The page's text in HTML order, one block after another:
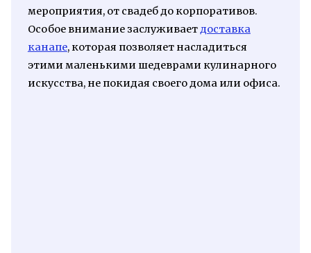
мероприятия, от свадеб до корпоративов.
Особое внимание заслуживает доставка
канапе, которая позволяет насладиться
этими маленькими шедеврами кулинарного
искусства, не покидая своего дома или офиса.